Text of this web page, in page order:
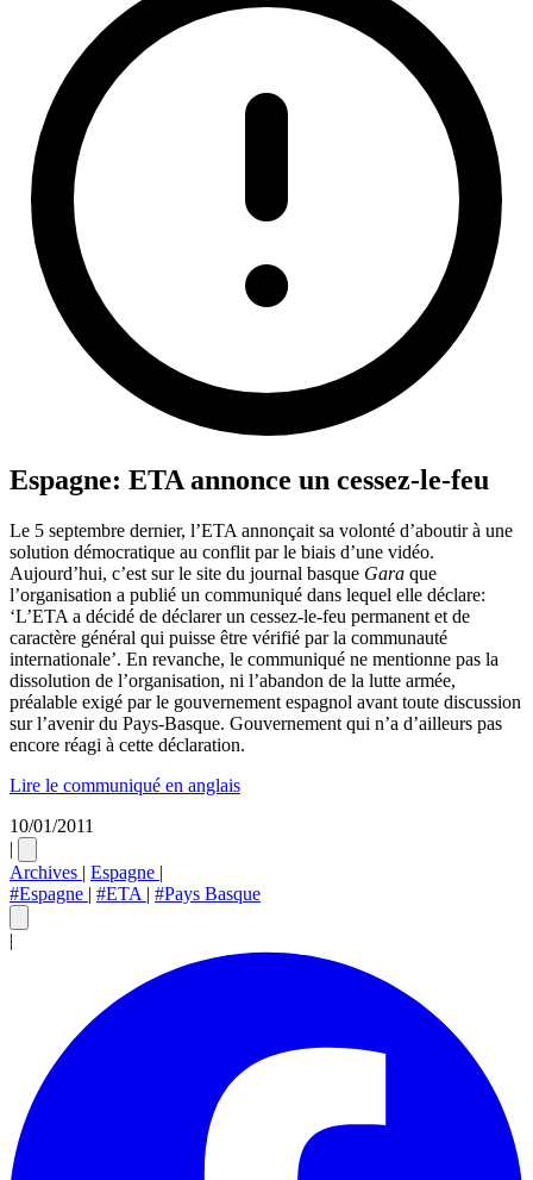
Espagne: ETA annonce un cessez-le-feu
Le 5 septembre dernier, l’ETA annonçait sa volonté d’aboutir à une
solution démocratique au conflit par le biais d’une vidéo.
Aujourd’hui, c’est sur le site du journal basque Gara que
l’organisation a publié un communiqué dans lequel elle déclare:
‘L’ETA a décidé de déclarer un cessez-le-feu permanent et de
caractère général qui puisse être vérifié par la communauté
internationale’. En revanche, le communiqué ne mentionne pas la
dissolution de l’organisation, ni l’abandon de la lutte armée,
préalable exigé par le gouvernement espagnol avant toute discussion
sur l’avenir du Pays-Basque. Gouvernement qui n’a d’ailleurs pas
encore réagi à cette déclaration.
Lire le communiqué en anglais
10/01/2011
|
Archives | Espagne |
#Espagne | #ETA | #Pays Basque
|